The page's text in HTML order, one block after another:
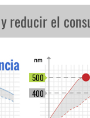
reducir el
400
500